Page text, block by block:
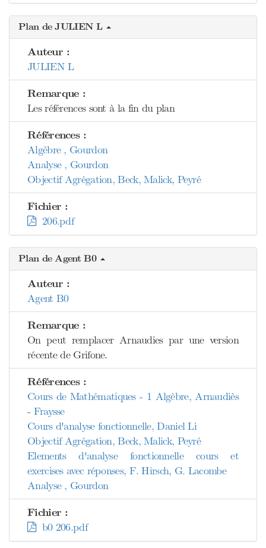
Plan de JULIEN L
Auteur :
JULIEN L
Remarque :
Les références sont à la fin du plan
Références :
Algèbre , Gourdon
Analyse , Gourdon
Objectif Agrégation, Beck, Malick, Peyré
Fichier :
206.pdf
Plan de Agent B0
Auteur :
Agent B0
Remarque :
On peut remplacer Arnaudies par une version
récente de Grifone.
Références :
Cours de Mathématiques - 1 Algèbre, Arnaudiès
- Fraysse
Cours d'analyse fonctionnelle, Daniel Li
Objectif Agrégation, Beck, Malick, Peyré
Elements d'analyse fonctionnelle cours et
exercises avec réponses, F. Hirsch, G. Lacombe
Analyse , Gourdon
Fichier :
b0 206.pdf